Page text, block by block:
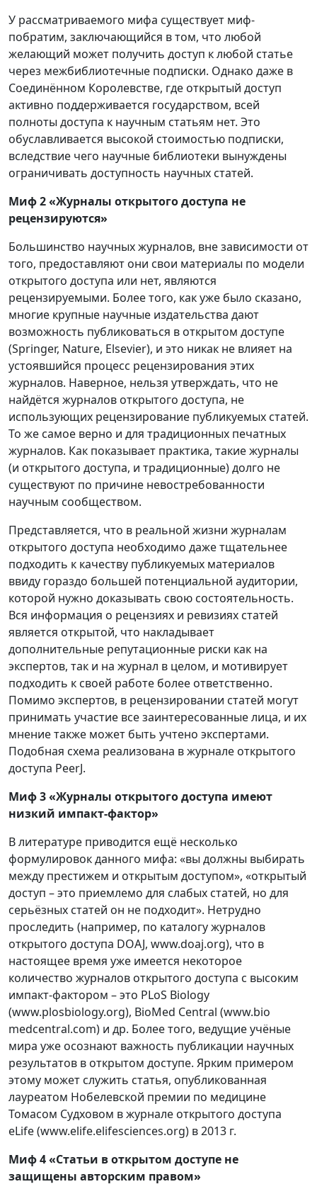
У рассматриваемого мифа существует миф-
побратим, заключающийся в том, что любой
желающий может получить доступ к любой статье
через межбиблиотечные подписки. Однако даже в
Соединённом Королевстве, где открытый доступ
активно поддерживается государством, всей
полноты доступа к научным статьям нет. Это
обуславливается высокой стоимостью подписки,
вследствие чего научные библиотеки вынуждены
ограничивать доступность научных статей.
Миф 2 «Журналы открытого доступа не
рецензируются»
Большинство научных журналов, вне зависимости от
того, предоставляют они свои материалы по модели
открытого доступа или нет, являются
рецензируемыми. Более того, как уже было сказано,
многие крупные научные издательства дают
возможность публиковаться в открытом доступе
(Springer, Nature, Elsevier), и это никак не влияет на
устоявшийся процесс рецензирования этих
журналов. Наверное, нельзя утверждать, что не
найдётся журналов открытого доступа, не
использующих рецензирование публикуемых статей.
То же самое верно и для традиционных печатных
журналов. Как показывает практика, такие журналы
(и открытого доступа, и традиционные) долго не
существуют по причине невостребованности
научным сообществом.
Представляется, что в реальной жизни журналам
открытого доступа необходимо даже тщательнее
подходить к качеству публикуемых материалов
ввиду гораздо большей потенциальной аудитории,
которой нужно доказывать свою состоятельность.
Вся информация о рецензиях и ревизиях статей
является открытой, что накладывает
дополнительные репутационные риски как на
экспертов, так и на журнал в целом, и мотивирует
подходить к своей работе более ответственно.
Помимо экспертов, в рецензировании статей могут
принимать участие все заинтересованные лица, и их
мнение также может быть учтено экспертами.
Подобная схема реализована в журнале открытого
доступа PeerJ.
Миф 3 «Журналы открытого доступа имеют
низкий импакт-фактор»
В литературе приводится ещё несколько
формулировок данного мифа: «вы должны выбирать
между престижем и открытым доступом», «открытый
доступ – это приемлемо для слабых статей, но для
серьёзных статей он не подходит». Нетрудно
проследить (например, по каталогу журналов
открытого доступа DOAJ, www.doaj.org), что в
настоящее время уже имеется некоторое
количество журналов открытого доступа с высоким
импакт-фактором – это PLoS Biology
(www.plosbiology.org), BioMed Central (www.bio
medcentral.com) и др. Более того, ведущие учёные
мира уже осознают важность публикации научных
результатов в открытом доступе. Ярким примером
этому может служить статья, опубликованная
лауреатом Нобелевской премии по медицине
Томасом Судховом в журнале открытого доступа
eLife (www.elife.elifesciences.org) в 2013 г.
Миф 4 «Статьи в открытом доступе не
защищены авторским правом»